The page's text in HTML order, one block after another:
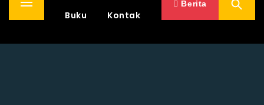
Primary
Buku Kontak
Berita